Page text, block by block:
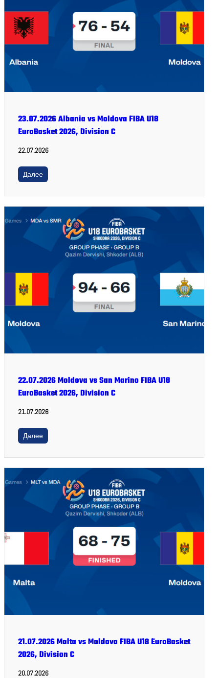
23.07.2026 Albania vs Moldova FIBA U18
EuroBasket 2026, Division C
22.07.2026
Далее
22.07.2026 Moldova vs San Marino FIBA U18
EuroBasket 2026, Division C
21.07.2026
Далее
21.07.2026 Malta vs Moldova FIBA U18 EuroBasket
2026, Division C
20.07.2026